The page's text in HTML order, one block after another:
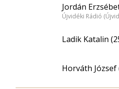
Jordán
Újvidéki Rádió
Ladik Katalin
Horváth József